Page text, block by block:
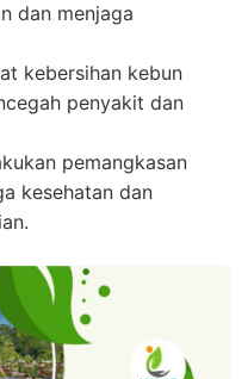
dan menjaga
kebersihan kebun
penyakit dan
pemangkasan
kesehatan dan